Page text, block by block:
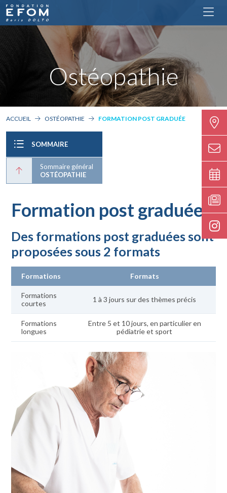
Ostéopathie
ACCUEIL OSTÉOPATHIE FORMATION POST GRADUÉE
SOMMAIRE
Sommaire général
OSTÉOPATHIE
Formation post graduée
Des formations post graduées sont
proposées sous 2 formats
Formations Formats
Formations
courtes
1 à 3 jours sur des thèmes précis
Formations
longues
Entre 5 et 10 jours, en particulier en
pédiatrie et sport